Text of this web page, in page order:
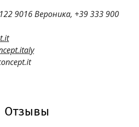
9016 Вероника, +39 333 900
Отзывы